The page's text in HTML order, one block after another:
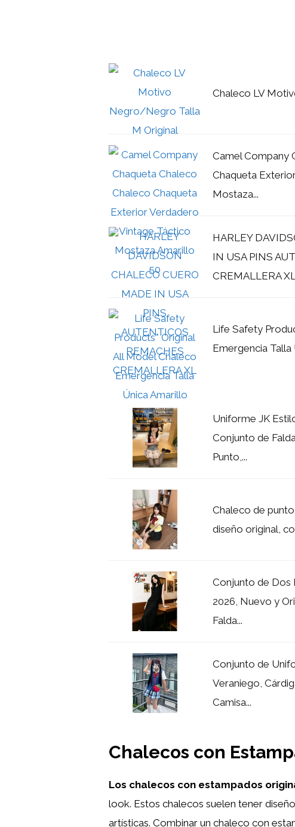
Chaleco LV
Camel Company
Chaqueta
Mostaza...
HARLEY
IN USA PINS
CREMALLERA XL
Life Safety
Emergencia Talla
Uniforme JK
Conjunto de
Punto,...
Chaleco de
diseño original,
Conjunto de Dos
2026, Nuevo y
Falda...
Conjunto de
Veraniego,
Camisa...
Chalecos con
Los chalecos con estampados
look. Estos chalecos suelen tener
artísticas. Combinar un chaleco con